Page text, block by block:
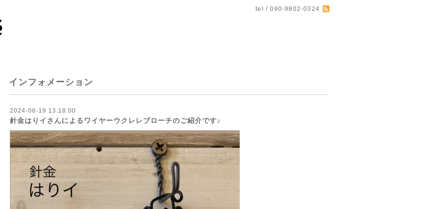
tel / 090-9802-0324
インフォメーション
2024-08-19 13:18:00
針金はりイさんによるワイヤーウクレレブローチのご紹介です♪